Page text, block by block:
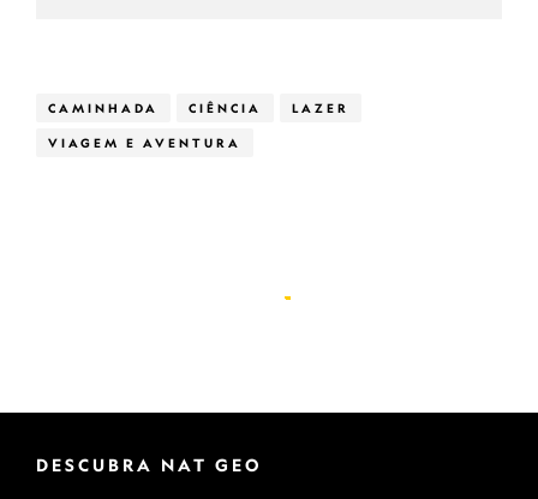
CAMINHADA CIÊNCIA LAZER
VIAGEM E AVENTURA
DESCUBRA NAT GEO